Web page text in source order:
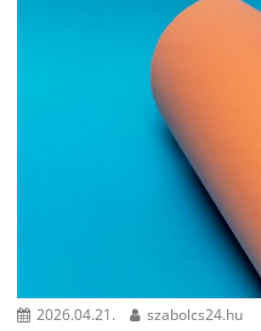
2026.04.21. szabolcs24.hu